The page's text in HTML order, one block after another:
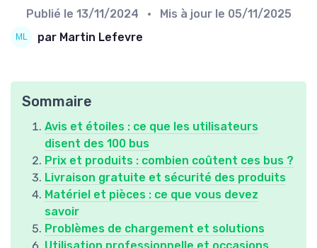
Publié le 13/11/2024 • Mis à jour le 05/11/2025
par Martin Lefevre
Sommaire
Avis et étoiles : ce que les utilisateurs
disent des 100 bus
Prix et produits : combien coûtent ces bus ?
Livraison gratuite et sécurité des produits
Matériel et pièces : ce que vous devez
savoir
Problèmes de chargement et solutions